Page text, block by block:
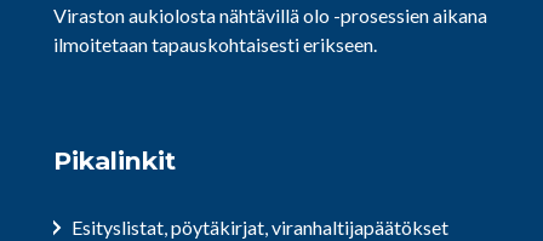
Viraston aukiolosta nähtävillä olo -prosessien aikana
ilmoitetaan tapauskohtaisesti erikseen.
Pikalinkit
Esityslistat, pöytäkirjat, viranhaltijapäätökset